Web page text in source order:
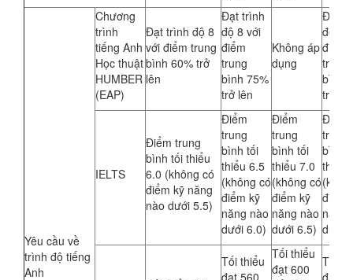
Yêu cầu về
trình độ tiếng
Anh
Chương
trình
tiếng Anh
Học thuật
HUMBER
(EAP)
Đạt trình độ 8
với điểm trung
bình 60% trở
lên
Đạt trình
độ 8 với
điểm
trung
bình 75%
trở lên
Không áp
dụng
Đạt
độ 8
điểm
trung
bình
trở lên
IELTS
Điểm trung
bình tối thiểu
6.0 (không có
điểm kỹ năng
nào dưới 5.5)
Điểm
trung
bình tối
thiểu 6.5
(không có
điểm kỹ
năng nào
dưới 6.0)
Điểm
trung
bình tối
thiểu 7.0
(không có
điểm kỹ
năng nào
dưới 6.5)
Điểm
trung
bình
thiểu
điểm
năng
dưới
Tối thiểu
đạt 560
Tối thiểu
đạt 600
Tối
đạt